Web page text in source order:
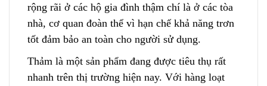
rộng rãi ở các hộ gia đình thậm chí là ở các tòa
nhà, cơ quan đoàn thể vì hạn chế khả năng trơn
tốt đảm bảo an toàn cho người sử dụng.
Thảm là một sản phẩm đang được tiêu thụ rất
nhanh trên thị trường hiện nay. Với hàng loạt